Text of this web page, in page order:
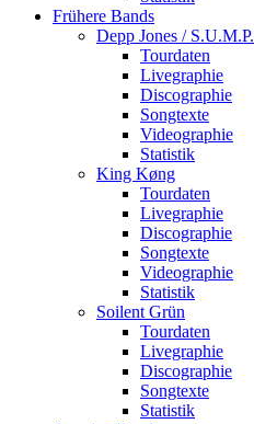
Frühere Bands
Depp Jones / S.U.M.P.
Tourdaten
Livegraphie
Discographie
Songtexte
Videographie
Statistik
King Køng
Tourdaten
Livegraphie
Discographie
Songtexte
Videographie
Statistik
Soilent Grün
Tourdaten
Livegraphie
Discographie
Songtexte
Statistik